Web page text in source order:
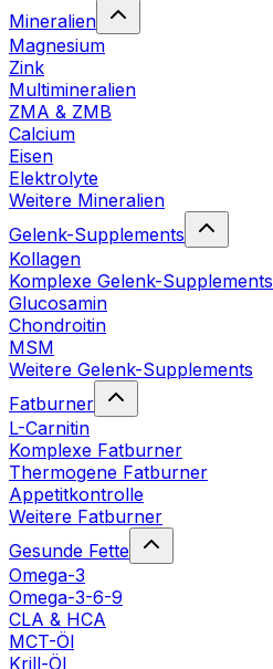
Mineralien
Magnesium
Zink
Multimineralien
ZMA & ZMB
Calcium
Eisen
Elektrolyte
Weitere Mineralien
Gelenk-Supplements
Kollagen
Komplexe Gelenk-Supplements
Glucosamin
Chondroitin
MSM
Weitere Gelenk-Supplements
Fatburner
L-Carnitin
Komplexe Fatburner
Thermogene Fatburner
Appetitkontrolle
Weitere Fatburner
Gesunde Fette
Omega-3
Omega-3-6-9
CLA & HCA
MCT-Öl
Krill-Öl